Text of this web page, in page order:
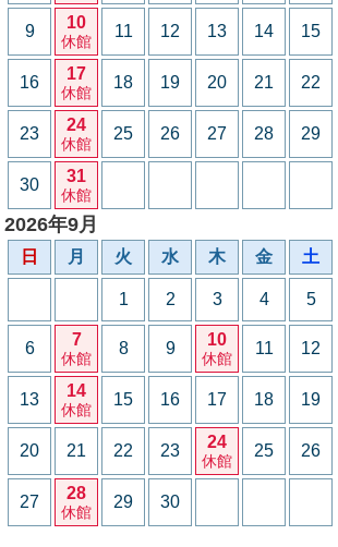
9 10
休館
11 12 13 14 15
16 17
休館
18 19 20 21 22
23 24
休館
25 26 27 28 29
30 31
休館
2026年9月
日 月 火 水 木 金 土
1 2 3 4 5
6 7
休館
8 9 10
休館
11 12
13 14
休館
15 16 17 18 19
20 21 22 23 24
休館
25 26
27 28
休館
29 30